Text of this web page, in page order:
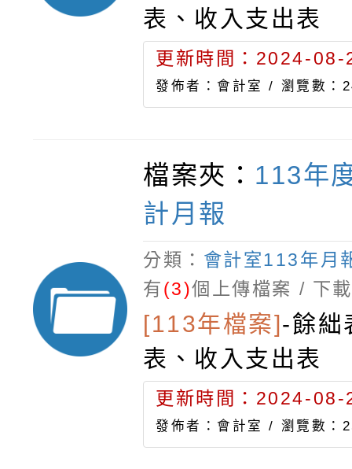
表、收入支出表
更新時間：2024-
發佈者：會計室 / 瀏覽數：
檔案夾： 113年
計月報
分類： 會計室113年月
有(3)個上傳檔案 / 下
[113年檔案]-餘絀
表、收入支出表
更新時間：2024-
發佈者：會計室 / 瀏覽數：